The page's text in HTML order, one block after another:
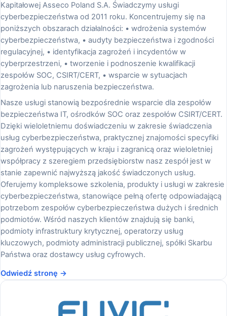
Kapitałowej Asseco Poland S.A. Świadczymy usługi
cyberbezpieczeństwa od 2011 roku. Koncentrujemy się na
poniższych obszarach działalności: • wdrożenia systemów
cyberbezpieczeństwa, • audyty bezpieczeństwa i zgodności
regulacyjnej, • identyfikacja zagrożeń i incydentów w
cyberprzestrzeni, • tworzenie i podnoszenie kwalifikacji
zespołów SOC, CSIRT/CERT, • wsparcie w sytuacjach
zagrożenia lub naruszenia bezpieczeństwa.
Nasze usługi stanowią bezpośrednie wsparcie dla zespołów
bezpieczeństwa IT, ośrodków SOC oraz zespołów CSIRT/CERT.
Dzięki wieloletniemu doświadczeniu w zakresie świadczenia
usług cyberbezpieczeństwa, praktycznej znajomości specyfiki
zagrożeń występujących w kraju i zagranicą oraz wieloletniej
współpracy z szeregiem przedsiębiorstw nasz zespół jest w
stanie zapewnić najwyższą jakość świadczonych usług.
Oferujemy kompleksowe szkolenia, produkty i usługi w zakresie
cyberbezpieczeństwa, stanowiące pełną ofertę odpowiadającą
potrzebom zespołów cyberbezpieczeństwa dużych i średnich
podmiotów. Wśród naszych klientów znajdują się banki,
podmioty infrastruktury krytycznej, operatorzy usług
kluczowych, podmioty administracji publicznej, spółki Skarbu
Państwa oraz dostawcy usług cyfrowych.
Odwiedź stronę →